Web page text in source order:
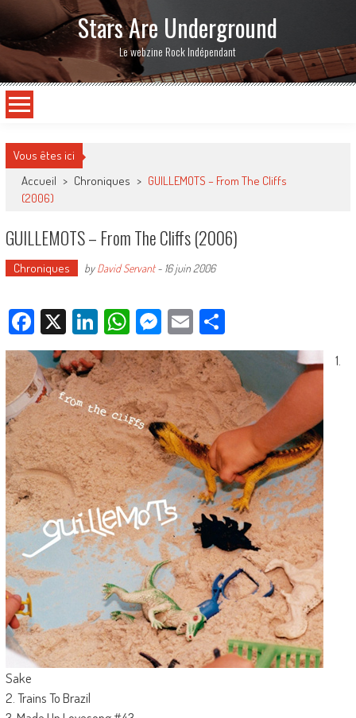
Stars Are Underground
Le webzine Rock Indépendant
Vous êtes ici
Accueil > Chroniques > GUILLEMOTS – From The Cliffs
(2006)
GUILLEMOTS – From The Cliffs (2006)
Chroniques byDavid Servant- 16 juin 2006
Facebook
X LinkedIn
WhatsApp
Messenger
EmailPartager
1.
Sake
2. Trains To Brazil